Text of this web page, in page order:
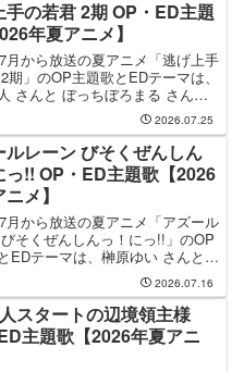
手の若君 2期 OP・ED主題
年夏アニメ】
月から放送の夏アニメ「逃げ上手
期」のOP主題歌とEDテーマは、
さんと ぼっちぼろまる さんが
ます。OP主題歌は 中島健人 さん
し、OP主題歌のタイトルは「鬼
。中島健人 さんのCDは、202...
2026.07.25
ルレーン びそくぜんしん
っ!! OP・ED主題歌【2026
メ】
月から放送の夏アニメ「アズール
そくぜんしんっ！にっ!!」のOP
EDテーマは、榊原ゆい さんと
き さんが担当します。OP主題
当は榊原ゆいさんで、曲名は「し
っ！」です。EDテーマの担当は
2026.07.16
スタートの辺境領主様
主題歌【2026年夏アニ